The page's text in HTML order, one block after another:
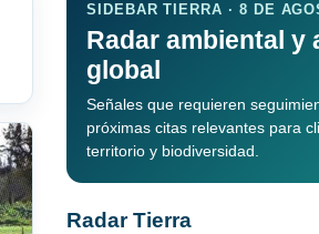
SIDEBAR TIERRA · 8 DE
Radar ambiental y
global
Señales que requieren
próximas citas relevantes para
territorio y biodiversidad.
Radar Tierra